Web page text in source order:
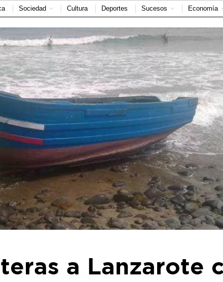
Sociedad Cultura Deportes Sucesos Economía
a Lanzarote